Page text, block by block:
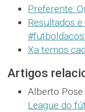
Preferente:
Resultados
Xa temos
Artigos
Alberto Pose:
League do